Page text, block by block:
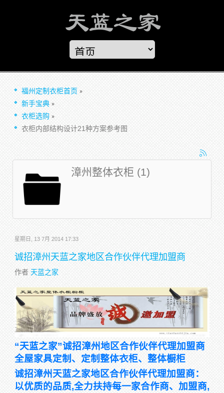
福州定制衣柜首页
新手宝典
衣柜选购
衣柜内部结构设计21种方案参考图
漳州整体衣柜 (1)
星期日, 13 7月 2014 17:33
诚招漳州天蓝之家地区合作伙伴代理加盟商
作者天蓝之家
“天蓝之家”诚招漳州地区合作伙伴代理加盟商
全屋家具定制、定制整体衣柜、整体橱柜
诚招漳州天蓝之家地区合作伙伴代理加盟商：
以优质的品质,全力扶持每一家合作商、加盟商,